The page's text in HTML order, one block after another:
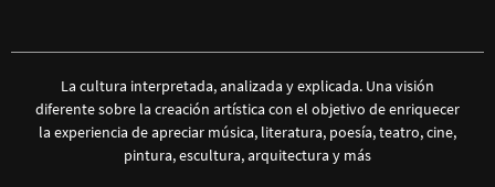
La cultura interpretada, analizada y explicada. Una visión
diferente sobre la creación artística con el objetivo de enriquecer
la experiencia de apreciar música, literatura, poesía, teatro, cine,
pintura, escultura, arquitectura y más